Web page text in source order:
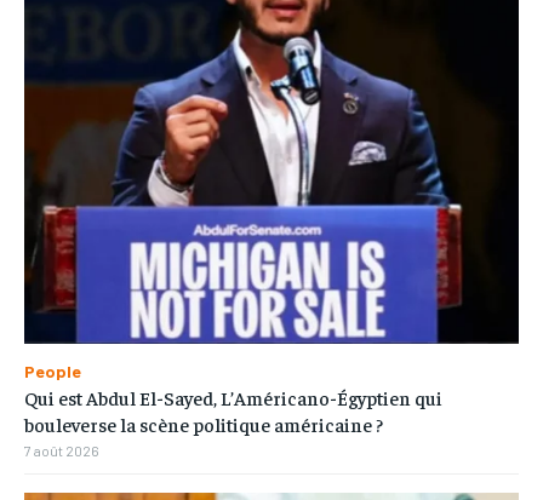
People
Qui est Abdul El-Sayed, L’Américano-Égyptien qui
bouleverse la scène politique américaine ?
7 août 2026